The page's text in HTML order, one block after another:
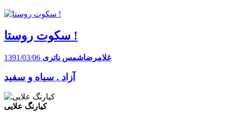
سکوت روستا !
غلامرضاشمس ناتری 1391/03/06
آزاد . سیاه و سفید
کیارنگ علایی